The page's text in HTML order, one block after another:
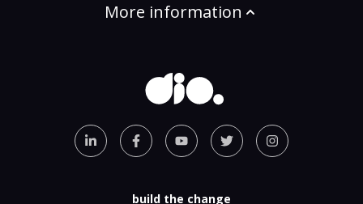
More information
build the change